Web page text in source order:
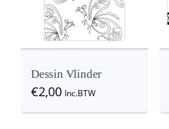
Dessin Vlinder
€2,00 Inc.BTW